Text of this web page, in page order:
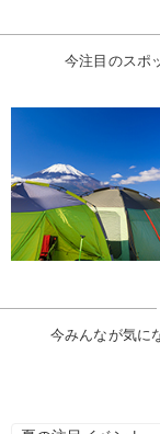
今注目のスポ
今みんなが気に